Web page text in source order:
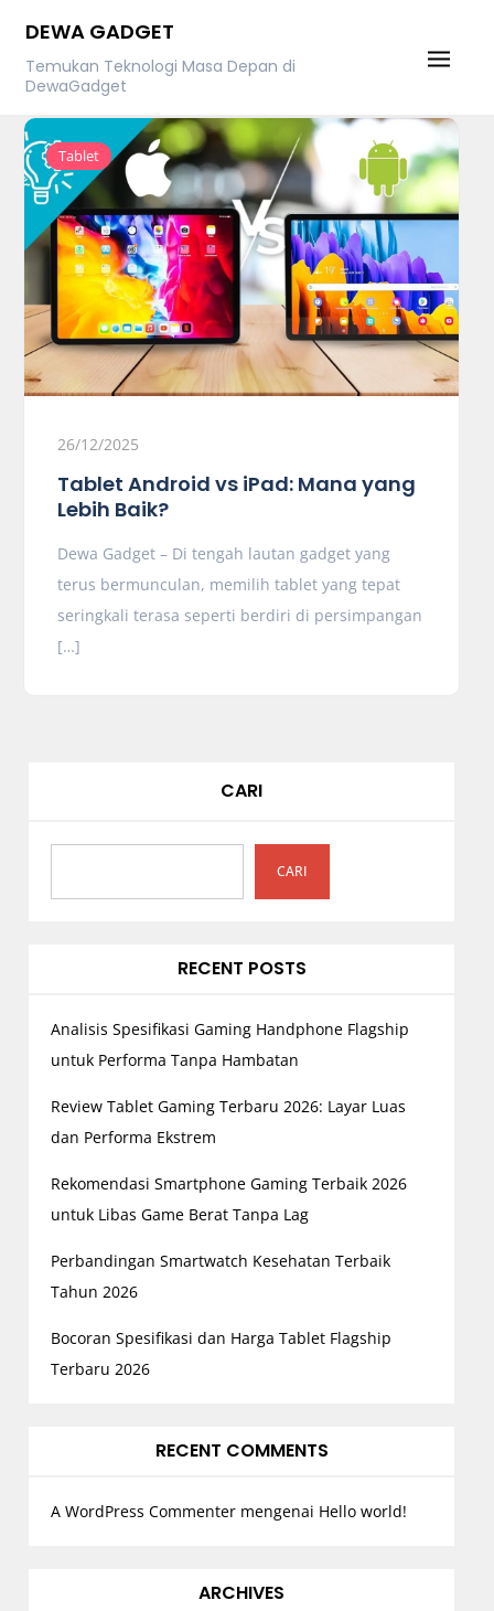
content
DEWA GADGET
Temukan Teknologi Masa Depan di
DewaGadget
Tablet
26/12/2025
Tablet Android vs iPad: Mana yang
Lebih Baik?
Dewa Gadget – Di tengah lautan gadget yang
terus bermunculan, memilih tablet yang tepat
seringkali terasa seperti berdiri di persimpangan
[…]
CARI
CARI
RECENT POSTS
Analisis Spesifikasi Gaming Handphone Flagship
untuk Performa Tanpa Hambatan
Review Tablet Gaming Terbaru 2026: Layar Luas
dan Performa Ekstrem
Rekomendasi Smartphone Gaming Terbaik 2026
untuk Libas Game Berat Tanpa Lag
Perbandingan Smartwatch Kesehatan Terbaik
Tahun 2026
Bocoran Spesifikasi dan Harga Tablet Flagship
Terbaru 2026
RECENT COMMENTS
A WordPress Commentermengenai Hello world!
ARCHIVES